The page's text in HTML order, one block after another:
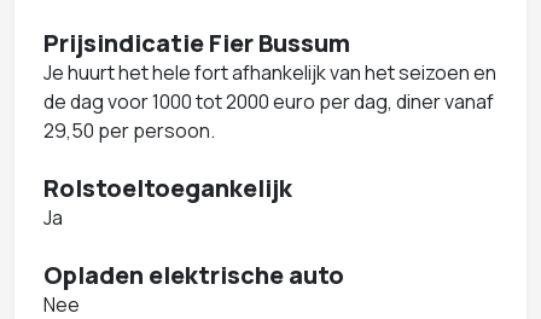
Prijsindicatie Fier Bussum
Je huurt het hele fort afhankelijk van het seizoen en
de dag voor 1000 tot 2000 euro per dag, diner vanaf
29,50 per persoon.
Rolstoeltoegankelijk
Ja
Opladen elektrische auto
Nee